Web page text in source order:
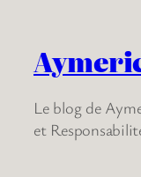
Le blog de
et